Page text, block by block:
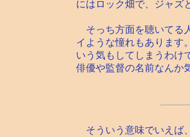
にはロック畑で、ジャズ
そっち方面を聴いてる
イような憧れもあります
いう気もしてしまうわけ
俳優や監督の名前なんか
そういう意味でいえば